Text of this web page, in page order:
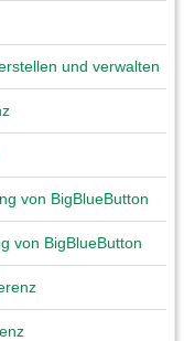
und verwalten
von BigBlueButton
von BigBlueButton